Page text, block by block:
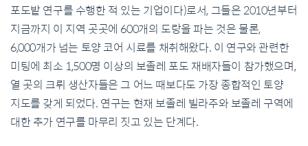
포도밭 연구를 수행한 적 있는 기업이다)로서, 그들은 2010년부터
지금까지 이 지역 곳곳에 600개의 도랑을 파는 것은 물론,
6,000개가 넘는 토양 코어 시료를 채취해왔다. 이 연구와 관련한
미팅에 최소 1,500명 이상의 보졸레 포도 재배자들이 참가했으며,
열 곳의 크뤼 생산자들은 그 어느 때보다도 가장 종합적인 토양
지도를 갖게 되었다. 연구는 현재 보졸레 빌라주와 보졸레 구역에
대한 추가 연구를 마무리 짓고 있는 단계다.